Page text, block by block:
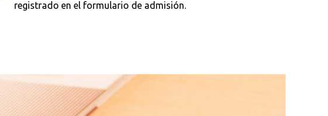
registrado en el formulario de admisión.